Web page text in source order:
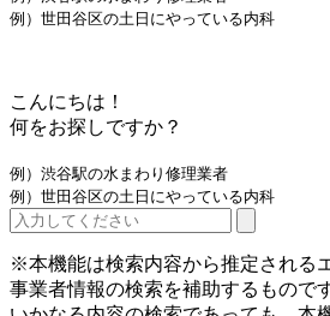
例）世田谷区の土日にやっている内科
こんにちは！
何をお探しですか？
例）渋谷駅の水まわり修理業者
例）世田谷区の土日にやっている内科
※本機能は検索内容から推定される
事業者情報の検索を補助するものです